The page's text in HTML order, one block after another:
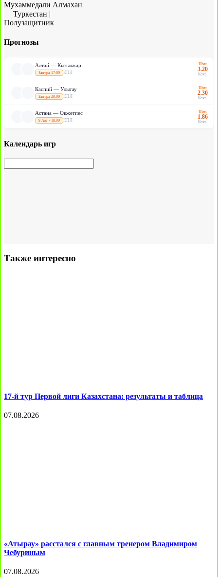
Мухаммедали Алмахан
Туркестан |
Полузащитник
Прогнозы
Алтай — Кызылжар
Завтра 17:00 КПЛ
Ubet
3.20
Коэф.
Каспий — Улытау
Завтра 20:00 КПЛ
Ubet
2.30
Коэф.
Астана — Окжетпес
9 Авг · 18:00 КПЛ
Ubet
1.86
Коэф.
Календарь игр
Также интересно
17-й тур Первой лиги Казахстана: результаты и таблица
07.08.2026
«Атырау» расстался с главным тренером Владимиром
Чебуриным
07.08.2026